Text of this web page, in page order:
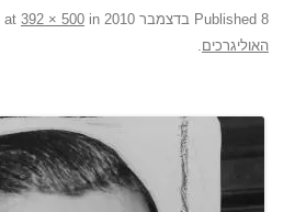
Published 8 בדצמבר 2010 392 × 500 in
האוליגרכים